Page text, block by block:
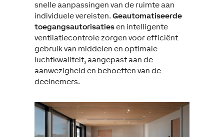
snelle aanpassingen van de ruimte aan
individuele vereisten. Geautomatiseerde
toegangsautorisatiesen intelligente
ventilatiecontrole zorgen voor efficiënt
gebruik van middelen en optimale
luchtkwaliteit, aangepast aan de
aanwezigheid en behoeften van de
deelnemers.